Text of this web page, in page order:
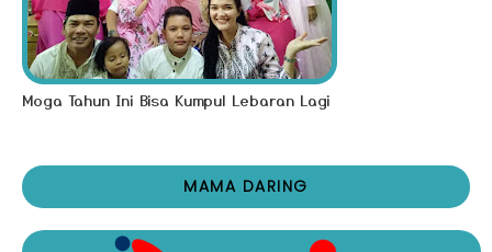
Moga Tahun Ini Bisa Kumpul Lebaran Lagi
MAMA DARING